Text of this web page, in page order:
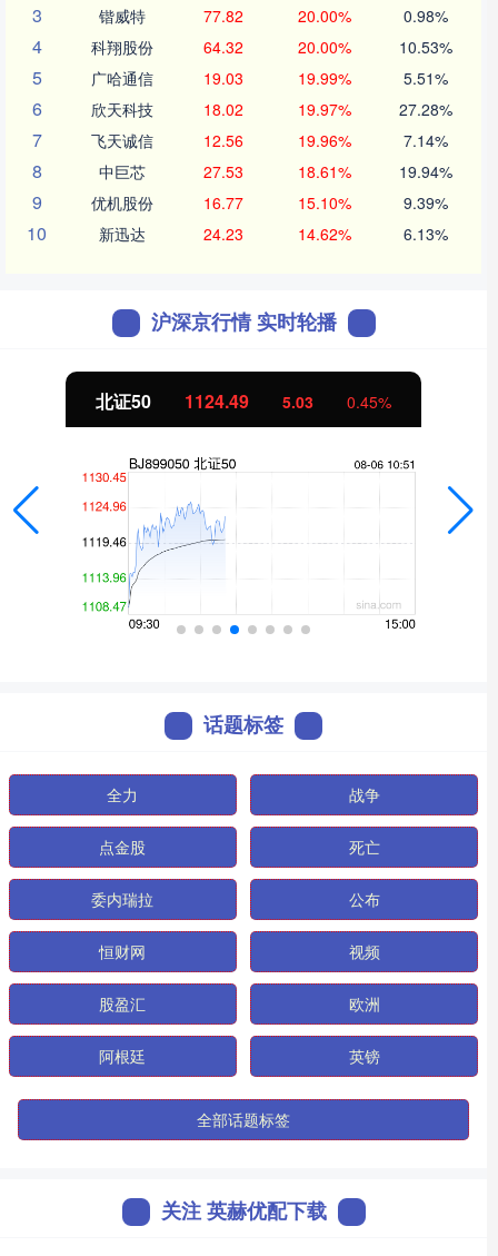
3 锴威特 77.82 20.00% 0.98%
4 科翔股份 64.32 20.00% 10.53%
5 广哈通信 19.03 19.99% 5.51%
6 欣天科技 18.02 19.97% 27.28%
7 飞天诚信 12.56 19.96% 7.14%
8 中巨芯 27.53 18.61% 19.94%
9 优机股份 16.77 15.10% 9.39%
10 新迅达 24.23 14.62% 6.13%
沪深京行情 实时轮播
北证50 1124.49 5.03 0.45%
话题标签
全力 战争
点金股 死亡
委内瑞拉 公布
恒财网 视频
股盈汇 欧洲
阿根廷 英镑
全部话题标签
关注 英赫优配下载